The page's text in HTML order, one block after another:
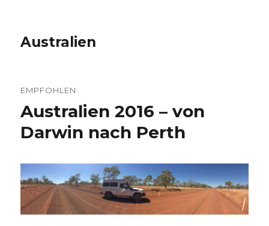
Australien
EMPFOHLEN
Australien 2016 – von
Darwin nach Perth